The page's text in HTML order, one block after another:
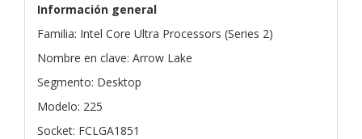
Información general
Familia: Intel Core Ultra Processors (Series 2)
Nombre en clave: Arrow Lake
Segmento: Desktop
Modelo: 225
Socket: FCLGA1851